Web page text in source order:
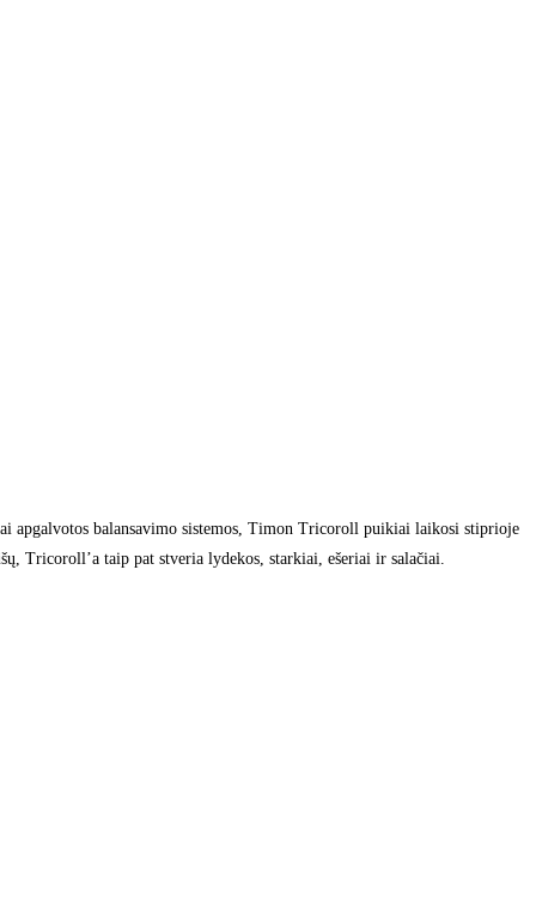
apgalvotos balansavimo sistemos, Timon Tricoroll puikiai laikosi stiprioje
Tricoroll’a taip pat stveria lydekos, starkiai, ešeriai ir salačiai.